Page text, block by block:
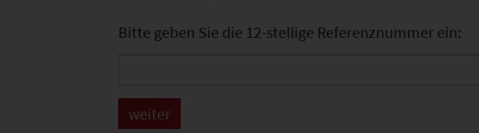
Bitte geben Sie die 12-stellige Referenznummer ein: